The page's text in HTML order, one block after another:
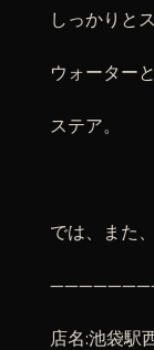
しっかりと
ウォーター
ステア。
では、また、
店名:池袋駅